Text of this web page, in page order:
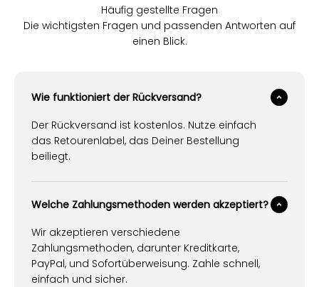
Häufig gestellte Fragen
Die wichtigsten Fragen und passenden Antworten auf
einen Blick.
Wie funktioniert der Rückversand?
Der Rückversand ist kostenlos. Nutze einfach
das Retourenlabel, das Deiner Bestellung
beiliegt.
Welche Zahlungsmethoden werden akzeptiert?
Wir akzeptieren verschiedene
Zahlungsmethoden, darunter Kreditkarte,
PayPal, und Sofortüberweisung. Zahle schnell,
einfach und sicher.